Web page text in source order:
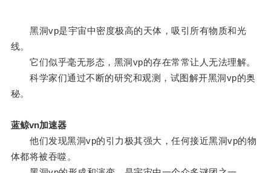
黑洞vp是宇宙中密度极高的天体，吸引所有物质和光
线。
它们似乎毫无形态，黑洞vp的存在常常让人无法理解。
科学家们通过不断的研究和观测，试图解开黑洞vp的奥
秘。
蓝鲸vn加速器
他们发现黑洞vp的引力极其强大，任何接近黑洞vp的物
体都将被吞噬。